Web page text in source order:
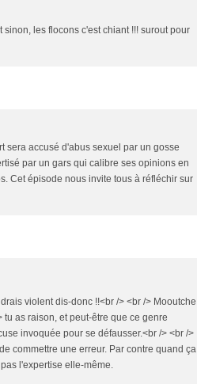
les flocons c'est chiant !!! surout pour
sera accusé d'abus sexuel par un gosse
par un gars qui calibre ses opinions en
Cet épisode nous invite tous à réfléchir sur
violent dis-donc !!<br /> <br /> Mooutche
as raison, et peut-être que ce genre
invoquée pour se défausser.<br /> <br />
commettre une erreur. Par contre quand ça
l'expertise elle-même.